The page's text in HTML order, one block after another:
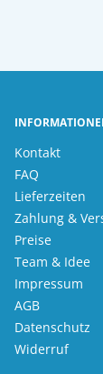
Kontakt
FAQ
Lieferzeiten
Zahlung &
Preise
Team & Idee
Impressum
AGB
Datenschutz
Widerruf